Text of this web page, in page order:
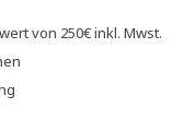
von 250€inkl. Mwst.